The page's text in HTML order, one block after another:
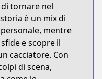
di tornare nel
è un mix di
mentre
e scopre il
cacciatore. Con
di scena,